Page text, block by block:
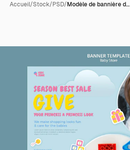
Accueil/Stock/PSD/Modèle de bannière d…